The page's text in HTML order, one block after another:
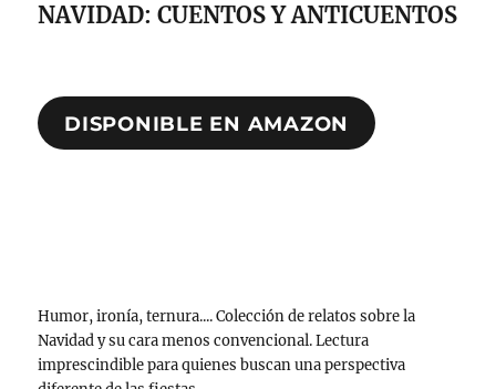
NAVIDAD: CUENTOS Y ANTICUENTOS
DISPONIBLE EN AMAZON
Humor, ironía, ternura.... Colección de relatos sobre la
Navidad y su cara menos convencional. Lectura
imprescindible para quienes buscan una perspectiva